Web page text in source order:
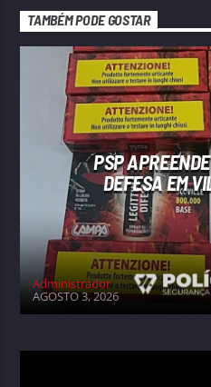
TAMBÉM PODE GOSTAR
PSP
DEFESA EM
Administrador
AGOSTO 3, 2026